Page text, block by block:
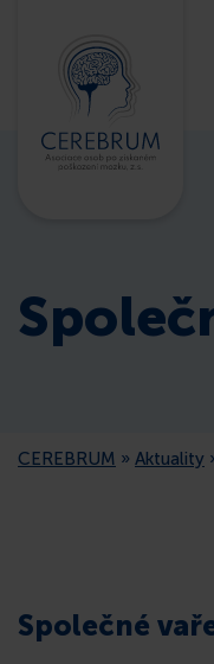
CEREBRUM » Aktuality
Společné